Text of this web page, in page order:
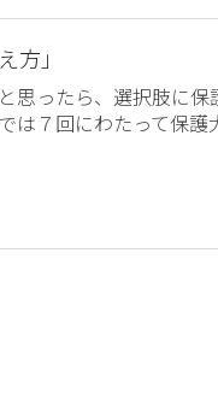
方」
思ったら、選択肢に
は７回にわたって保